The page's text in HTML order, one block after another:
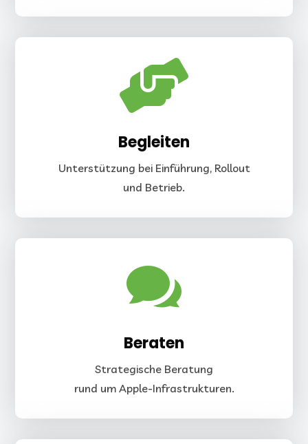

Begleiten
Unterstützung bei Einführung, Rollout
und Betrieb.

Beraten
Strategische Beratung
rund um Apple-Infrastrukturen.